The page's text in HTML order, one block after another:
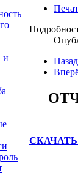
и
Назад
СКАЧАТЬ